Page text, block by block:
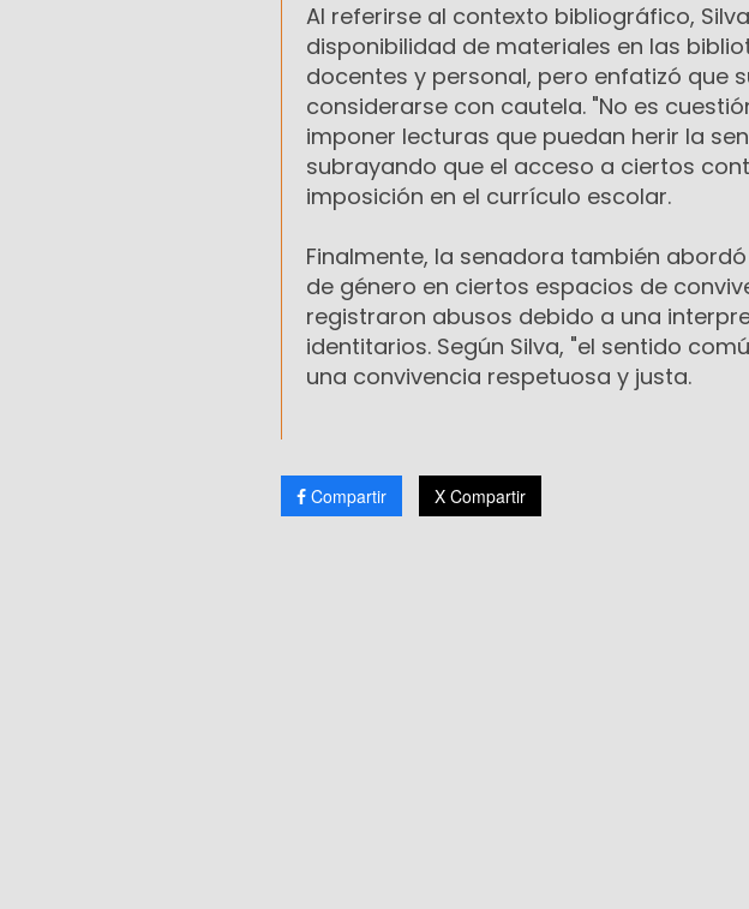
Al referirse al contexto bibliográfico,
disponibilidad de materiales en las
docentes y personal, pero enfatizó que
considerarse con cautela. "No es
imponer lecturas que puedan herir la
subrayando que el acceso a ciertos
imposición en el currículo escolar.
Finalmente, la senadora también
de género en ciertos espacios de
registraron abusos debido a una
identitarios. Según Silva, "el sentido
una convivencia respetuosa y justa.
Compartir X Compartir